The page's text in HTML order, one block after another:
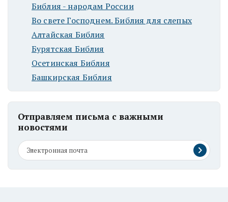
Библия - народам России
Во свете Господнем. Библия для слепых
Алтайская Библия
Бурятская Библия
Осетинская Библия
Башкирская Библия
Отправляем письма с важными
новостями